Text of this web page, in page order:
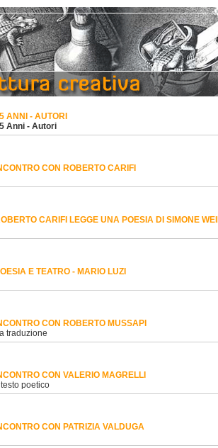
ANNI - AUTORI
Anni - Autori
CON ROBERTO CARIFI
CARIFI LEGGE UNA POESIA DI SIMONE
E TEATRO - MARIO LUZI
CON ROBERTO MUSSAPI
traduzione
CON VALERIO MAGRELLI
Il testo poetico
CON PATRIZIA VALDUGA